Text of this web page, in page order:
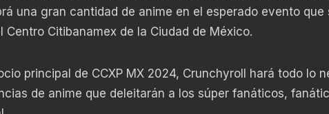
una gran cantidad de anime en el esperado evento que
Centro Citibanamex de la Ciudad de México.
principal de CCXP MX 2024, Crunchyroll hará todo lo
de anime que deleitarán a los súper fanáticos,